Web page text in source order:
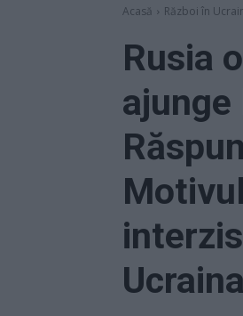
Acasă Război în
Rusia
ajunge
Ucraina